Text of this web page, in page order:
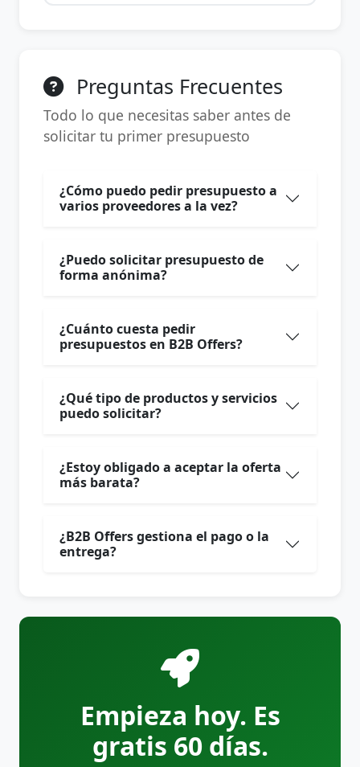
Preguntas Frecuentes
Todo lo que necesitas saber antes de
solicitar tu primer presupuesto
¿Cómo puedo pedir presupuesto a
varios proveedores a la vez?
¿Puedo solicitar presupuesto de
forma anónima?
¿Cuánto cuesta pedir
presupuestos en B2B Offers?
¿Qué tipo de productos y servicios
puedo solicitar?
¿Estoy obligado a aceptar la oferta
más barata?
¿B2B Offers gestiona el pago o la
entrega?
Empieza hoy. Es
gratis 60 días.